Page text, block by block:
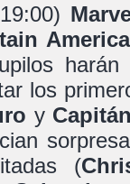
harán
los
y
(